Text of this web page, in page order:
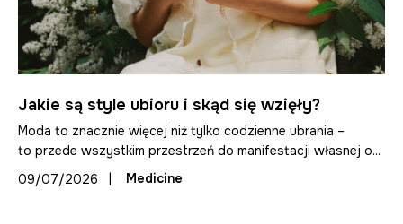
Jakie są style ubioru i skąd się wzięły?
Moda to znacznie więcej niż tylko codzienne ubrania –
to przede wszystkim przestrzeń do manifestacji własnej o...
09/07/2026
| Medicine